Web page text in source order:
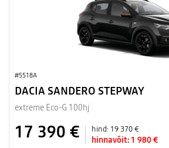
#5518A
DACIA SANDERO STEPWAY
extreme Eco-G 100hj
17 390 € hind: 19 370 €
hinnavõit: 1 980 €